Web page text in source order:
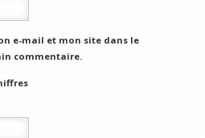
e-mail et mon site dans le
commentaire.